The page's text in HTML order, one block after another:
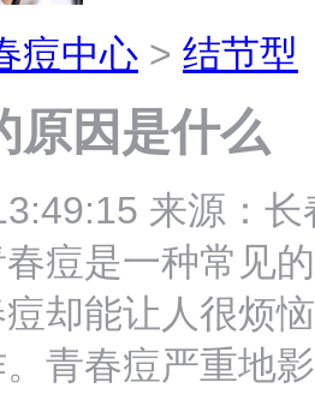
痘中心 > 结节型
原因是什么
来源：
痘是一种常见
却能让人很烦
青春痘严重地